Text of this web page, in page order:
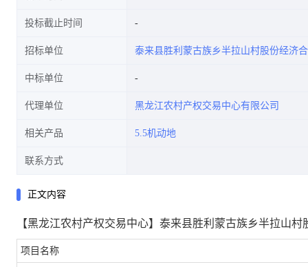
投标截止时间
招标单位 泰来县胜利蒙古族乡半拉山村股份经济
中标单位
代理单位 黑龙江农村产权交易中心有限公司
相关产品 5.5机动地
联系方式
正文内容
【黑龙江农村产权交易中心】泰来县胜利蒙古族乡半拉山
项目名称